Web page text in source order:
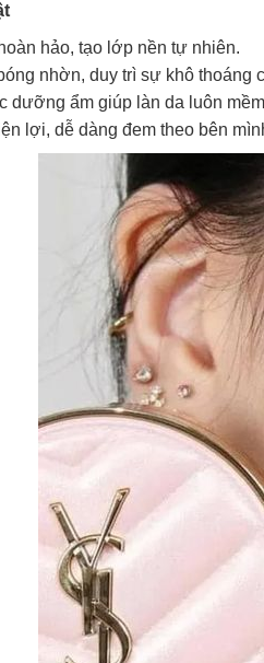
hảo, tạo lớp nền tự nhiên.
nhờn, duy trì sự khô thoáng
dưỡng ẩm giúp làn da luôn
lợi, dễ dàng đem theo bên